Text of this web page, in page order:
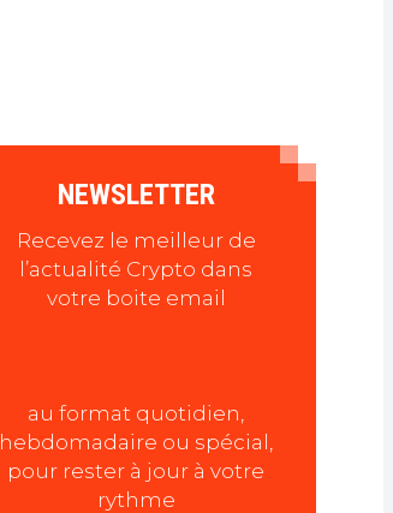
NEWSLETTER
Recevez le meilleur de
l’actualité Crypto dans
votre boite email
au format quotidien,
hebdomadaire ou spécial,
pour rester à jour à votre
rythme